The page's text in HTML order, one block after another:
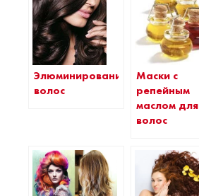
Элюминирование
волос
Маски с
репейным
маслом для
волос